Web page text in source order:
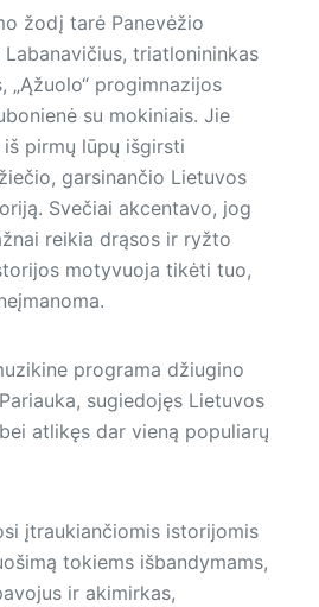
žodį tarė Panevėžio
triatlonininkas
„Ąžuolo“ progimnazijos
su mokiniais. Jie
pirmų lūpų išgirsti
garsinančio Lietuvos
Svečiai akcentavo, jog
reikia drąsos ir ryžto
motyvuoja tikėti tuo,
pro­grama džiugino
sugiedojęs Lietuvos
atlikęs dar vieną populiarų
įtraukiančiomis istorijomis
tokiems išbandymams,
ir akimirkas,